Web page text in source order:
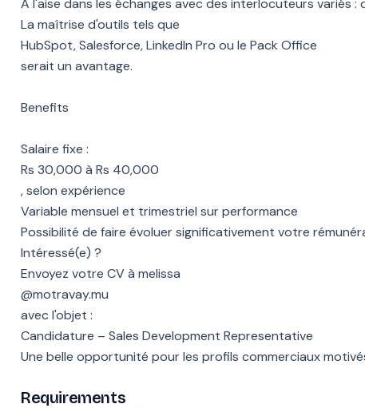
À l'aise dans les échanges avec des interlocuteurs variés
La maîtrise d'outils tels que
HubSpot, Salesforce, LinkedIn Pro ou le Pack Office
serait un avantage.
Benefits
Salaire fixe :
Rs 30,000 à Rs 40,000
, selon expérience
Variable mensuel et trimestriel sur performance
Possibilité de faire évoluer significativement votre
Intéressé(e) ?
Envoyez votre CV à melissa
@motravay.mu
avec l'objet :
Candidature – Sales Development Representative
Une belle opportunité pour les profils commerciaux
Requirements